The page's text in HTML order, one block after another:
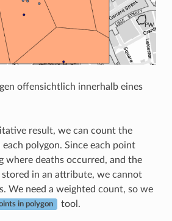
offensichtlich innerhalb eines
result, we can count the
polygon. Since each point
where deaths occurred, and the
in an attribute, we cannot
We need a weighted count, so we
in polygon tool.